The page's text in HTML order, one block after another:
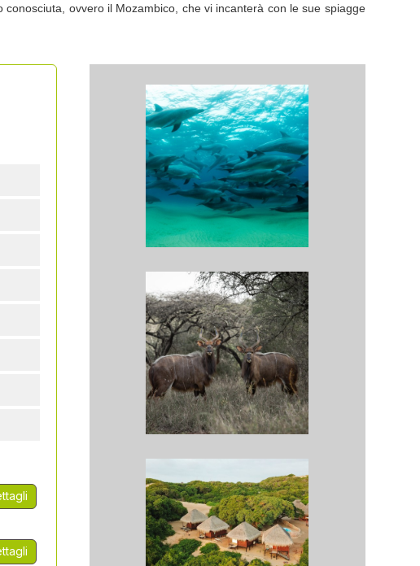
ovvero il Mozambico, che vi incanterà con le sue spiagge